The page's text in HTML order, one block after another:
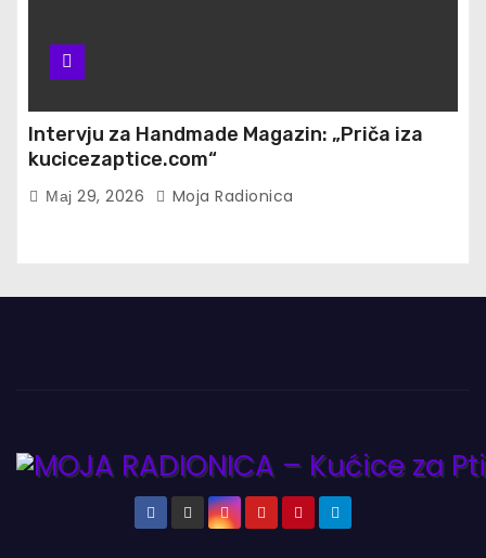
Intervju za Handmade Magazin: „Priča iza
kucicezaptice.com“
Мај 29, 2026 Moja Radionica